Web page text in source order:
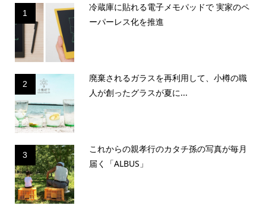
1
冷蔵庫に貼れる電子メモパッドで 実家のペ
ーパーレス化を推進
2
廃棄されるガラスを再利用して、小樽の職
人が創ったグラスが夏に...
3
これからの親孝行のカタチ孫の写真が毎月
届く「ALBUS」